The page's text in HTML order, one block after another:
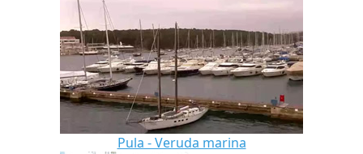
Pula - Veruda marina